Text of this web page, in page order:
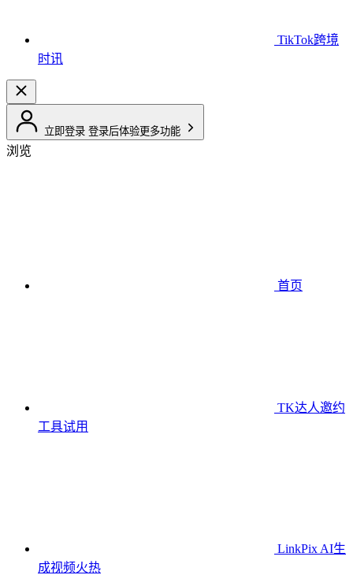
TikTok跨境
时讯
立即登录 登录后体验更多功能
浏览
首页
TK达人邀约
工具试用
LinkPix AI生
成视频火热